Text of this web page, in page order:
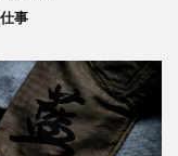
事